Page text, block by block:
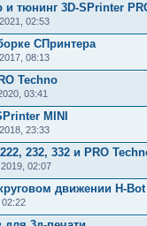
и тюнинг 3D-SPrinter
02:53
СПринтера
08:13
Techno
03:41
MINI
23:33
232, 332 и PRO
02:07
движении H-Bot